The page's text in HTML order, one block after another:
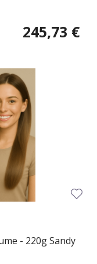
245,73 €
- 220g Sandy